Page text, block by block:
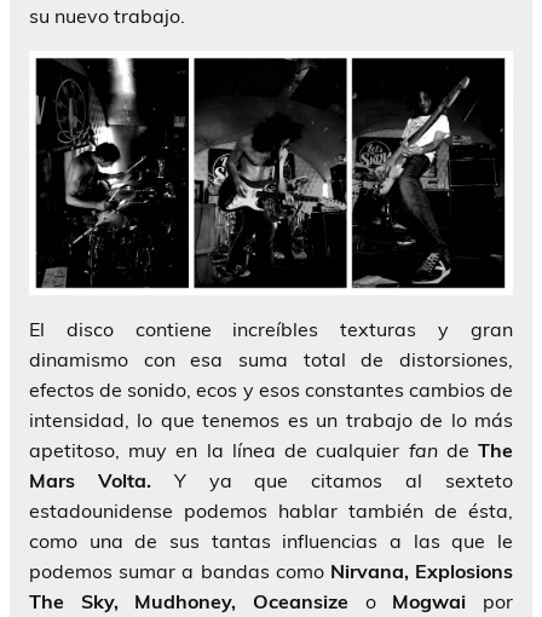
su nuevo trabajo.
El disco contiene increíbles texturas y gran
dinamismo con esa suma total de distorsiones,
efectos de sonido, ecos y esos constantes cambios de
intensidad, lo que tenemos es un trabajo de lo más
apetitoso, muy en la línea de cualquier fandeThe
Mars Volta. Y ya que citamos al sexteto
estadounidense podemos hablar también de ésta,
como una de sus tantas influencias a las que le
podemos sumar a bandas como Nirvana, Explosions
The Sky, Mudhoney, Oceansize o Mogwai por